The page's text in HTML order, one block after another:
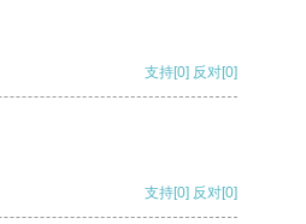
支持[0] 反对[0]
支持[0] 反对[0]